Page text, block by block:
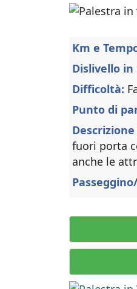
Km e
Dislivello
Difficoltà:
Punto di
fuori porta
anche le